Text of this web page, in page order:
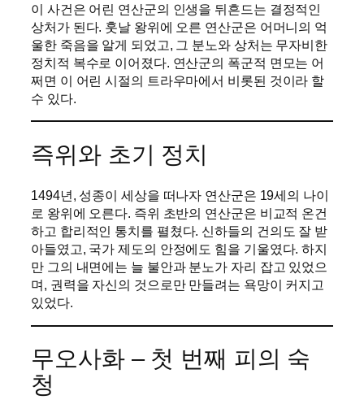
이 사건은 어린 연산군의 인생을 뒤흔드는 결정적인
상처가 된다. 훗날 왕위에 오른 연산군은 어머니의 억
울한 죽음을 알게 되었고, 그 분노와 상처는 무자비한
정치적 복수로 이어졌다. 연산군의 폭군적 면모는 어
쩌면 이 어린 시절의 트라우마에서 비롯된 것이라 할
수 있다.
즉위와 초기 정치
1494년, 성종이 세상을 떠나자 연산군은 19세의 나이
로 왕위에 오른다. 즉위 초반의 연산군은 비교적 온건
하고 합리적인 통치를 펼쳤다. 신하들의 건의도 잘 받
아들였고, 국가 제도의 안정에도 힘을 기울였다. 하지
만 그의 내면에는 늘 불안과 분노가 자리 잡고 있었으
며, 권력을 자신의 것으로만 만들려는 욕망이 커지고
있었다.
무오사화 – 첫 번째 피의 숙
청